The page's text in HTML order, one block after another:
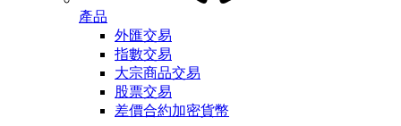
產品
外匯交易
指數交易
大宗商品交易
股票交易
差價合約加密貨幣